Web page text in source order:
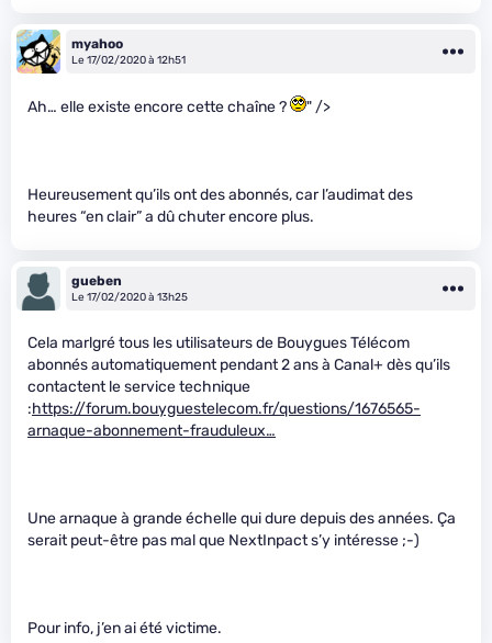
myahoo
Le 17/02/2020 à 12h51
Ah… elle existe encore cette chaîne ? " />
Heureusement qu’ils ont des abonnés, car l’audimat des
heures “en clair” a dû chuter encore plus.
gueben
Le 17/02/2020 à 13h25
Cela marlgré tous les utilisateurs de Bouygues Télécom
abonnés automatiquement pendant 2 ans à Canal+ dès qu’ils
contactent le service technique
:https://forum.bouyguestelecom.fr/questions/1676565-
arnaque-abonnement-frauduleux…
Une arnaque à grande échelle qui dure depuis des années. Ça
serait peut-être pas mal que NextInpact s’y intéresse ;-)
Pour info, j’en ai été victime.